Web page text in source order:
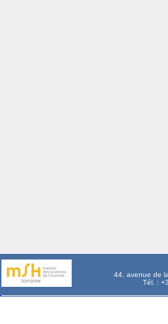
44, avenue de
Tél. :